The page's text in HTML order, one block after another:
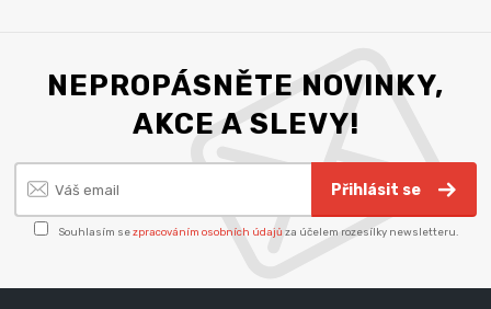
NEPROPÁSNĚTE NOVINKY,
AKCE A SLEVY!
Přihlásit se
Souhlasím sezpracováním osobních údajů za účelem rozesílky newsletteru.